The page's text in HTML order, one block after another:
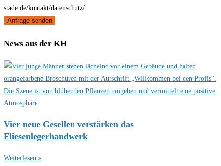
stade.de/kontakt/datenschutz/
Anfrage senden
News aus der KH
Vier neue Gesellen verstärken das
Fliesenlegerhandwerk
Weiterlesen »